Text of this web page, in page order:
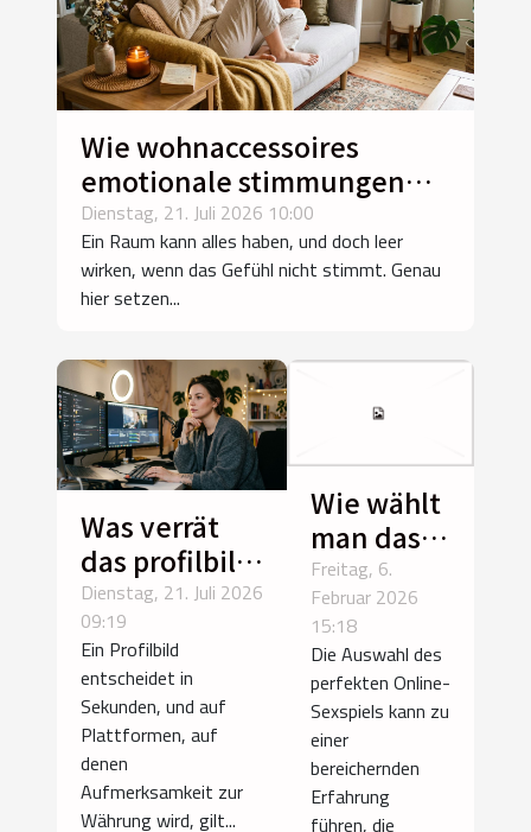
Wie wohnaccessoires
emotionale stimmungen
formen
Dienstag, 21. Juli 2026 10:00
Ein Raum kann alles haben, und doch leer
wirken, wenn das Gefühl nicht stimmt. Genau
hier setzen...
Was verrät
das profilbild
einer camgirl
über ihre
performance?
Dienstag, 21. Juli 2026
09:19
Ein Profilbild
entscheidet in
Sekunden, und auf
Plattformen, auf
denen
Aufmerksamkeit zur
Währung wird, gilt...
Wie wählt
man das
perfekte
Online-
Sexspiel
für dich
aus?
Freitag, 6.
Februar 2026
15:18
Die Auswahl des
perfekten Online-
Sexspiels kann zu
einer
bereichernden
Erfahrung
führen, die